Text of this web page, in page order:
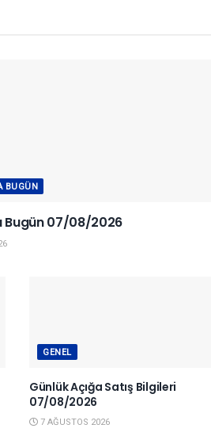
BUGÜN
Bugün 07/08/2026
GENEL
Günlük Açığa Satış Bilgileri
07/08/2026
7 AĞUSTOS 2026